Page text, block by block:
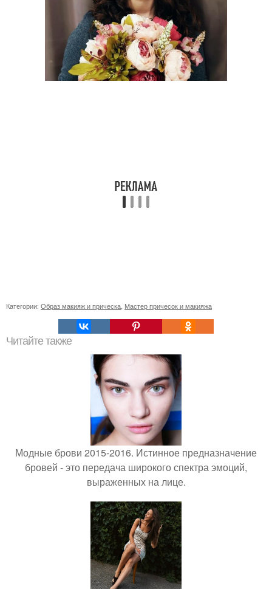
Категории: Образ макияж и прическа Мастер причесок и макияжа
Читайте также
Модные брови 2015-2016. Истинное предназначение
бровей - это передача широкого спектра эмоций,
выраженных на лице.